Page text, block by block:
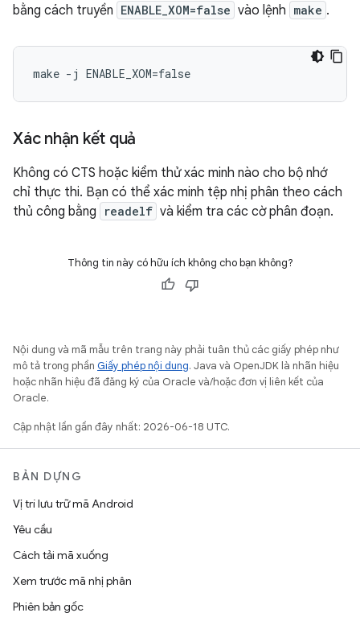
bằng cách truyền ENABLE_XOM=false vào lệnh make .
make -j ENABLE_XOM=false
Xác nhận kết quả
Không có CTS hoặc kiểm thử xác minh nào cho bộ nhớ
chỉ thực thi. Bạn có thể xác minh tệp nhị phân theo cách
thủ công bằng
readelf và kiểm tra các cờ phân đoạn.
Thông tin này có hữu ích không cho bạn không?
Nội dung và mã mẫu trên trang này phải tuân thủ các giấy phép như
mô tả trong phần Giấy phép nội dung. Java và OpenJDK là nhãn hiệu
hoặc nhãn hiệu đã đăng ký của Oracle và/hoặc đơn vị liên kết của
Oracle.
Cập nhật lần gần đây nhất: 2026-06-18 UTC.
BẢN DỰNG
Vị trí lưu trữ mã Android
Yêu cầu
Cách tải mã xuống
Xem trước mã nhị phân
Phiên bản gốc